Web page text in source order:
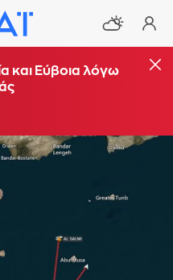
και Εύβοια λόγω